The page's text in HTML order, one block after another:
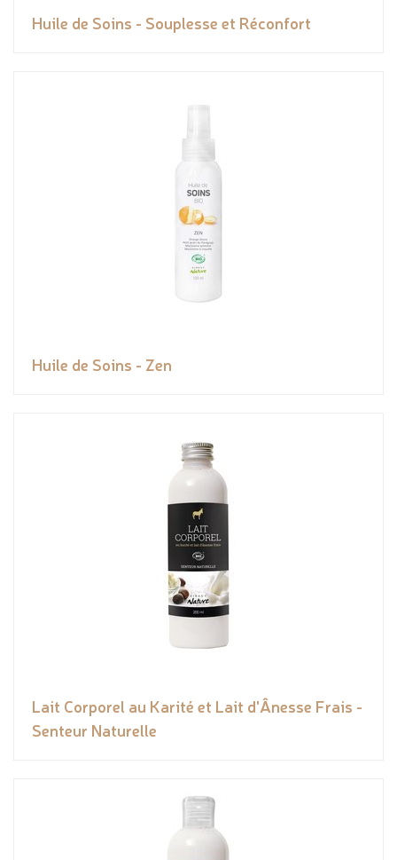
Huile de Soins - Souplesse et Réconfort
Huile de Soins - Zen
Lait Corporel au Karité et Lait d'Ânesse Frais -
Senteur Naturelle